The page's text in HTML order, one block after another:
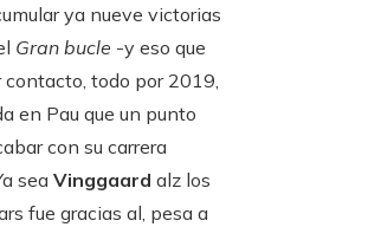
ya nueve victorias
Gran bucle -y eso que
contacto, todo por 2019,
en Pau que un punto
con su carrera
sea Vinggaard alz los
fue gracias al, pesa a